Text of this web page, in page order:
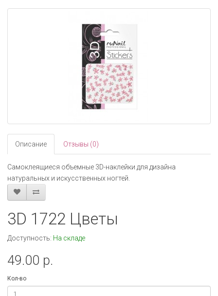
Описание Отзывы (0)
Самоклеящиеся объемные 3D-наклейки для дизайна
натуральных и искусственных ногтей.
3D 1722 Цветы
Доступность: На складе
49.00 р.
Кол-во